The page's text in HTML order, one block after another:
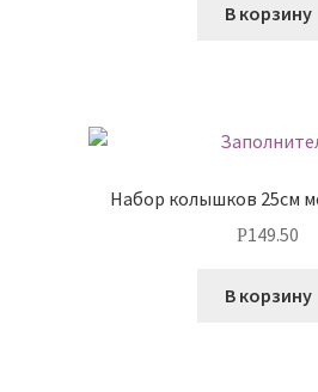
В корзину
Набор колышков 25см
Р149.50
В корзину